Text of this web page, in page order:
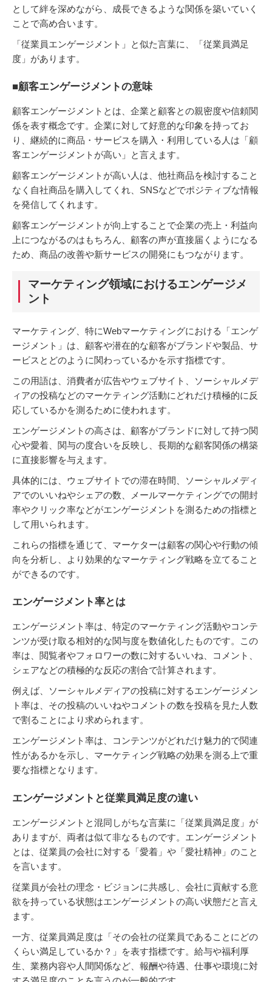
として絆を深めながら、成長できるような関係を築いていく
ことで高め合います。
「従業員エンゲージメント」と似た言葉に、「従業員満足
度」があります。
■顧客エンゲージメントの意味
顧客エンゲージメントとは、企業と顧客との親密度や信頼関
係を表す概念です。企業に対して好意的な印象を持ってお
り、継続的に商品・サービスを購入・利用している人は「顧
客エンゲージメントが高い」と言えます。
顧客エンゲージメントが高い人は、他社商品を検討すること
なく自社商品を購入してくれ、SNSなどでポジティブな情報
を発信してくれます。
顧客エンゲージメントが向上することで企業の売上・利益向
上につながるのはもちろん、顧客の声が直接届くようになる
ため、商品の改善や新サービスの開発にもつながります。
マーケティング領域におけるエンゲージメ
ント
マーケティング、特にWebマーケティングにおける「エンゲ
ージメント」は、顧客や潜在的な顧客がブランドや製品、サ
ービスとどのように関わっているかを示す指標です。
この用語は、消費者が広告やウェブサイト、ソーシャルメデ
ィアの投稿などのマーケティング活動にどれだけ積極的に反
応しているかを測るために使われます。
エンゲージメントの高さは、顧客がブランドに対して持つ関
心や愛着、関与の度合いを反映し、長期的な顧客関係の構築
に直接影響を与えます。
具体的には、ウェブサイトでの滞在時間、ソーシャルメディ
アでのいいねやシェアの数、メールマーケティングでの開封
率やクリック率などがエンゲージメントを測るための指標と
して用いられます。
これらの指標を通じて、マーケターは顧客の関心や行動の傾
向を分析し、より効果的なマーケティング戦略を立てること
ができるのです。
エンゲージメント率とは
エンゲージメント率は、特定のマーケティング活動やコンテ
ンツが受け取る相対的な関与度を数値化したものです。この
率は、閲覧者やフォロワーの数に対するいいね、コメント、
シェアなどの積極的な反応の割合で計算されます。
例えば、ソーシャルメディアの投稿に対するエンゲージメン
ト率は、その投稿のいいねやコメントの数を投稿を見た人数
で割ることにより求められます。
エンゲージメント率は、コンテンツがどれだけ魅力的で関連
性があるかを示し、マーケティング戦略の効果を測る上で重
要な指標となります。
エンゲージメントと従業員満足度の違い
エンゲージメントと混同しがちな言葉に「従業員満足度」が
ありますが、両者は似て非なるものです。エンゲージメント
とは、従業員の会社に対する「愛着」や「愛社精神」のこと
を言います。
従業員が会社の理念・ビジョンに共感し、会社に貢献する意
欲を持っている状態はエンゲージメントの高い状態だと言え
ます。
一方、従業員満足度は「その会社の従業員であることにどの
くらい満足しているか？」を表す指標です。給与や福利厚
生、業務内容や人間関係など、報酬や待遇、仕事や環境に対